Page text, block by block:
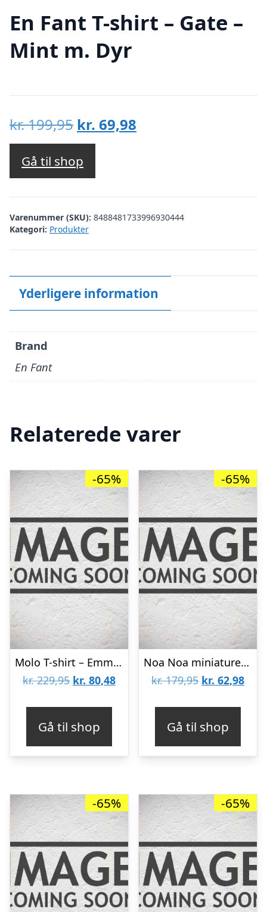
En Fant T-shirt – Gate –
Mint m. Dyr
kr.199,95 Den
oprindelige
pris
var:
kr. 199,95.
kr. 69,98
kr. 69,98.
Gå til shop
Varenummer (SKU): 8488481733996930444
Kategori: Produkter
Yderligere information
Brand
En Fant
Relaterede varer
-65%
Molo T-shirt – Emmett – Robots
kr.229,95 Den
kr. 229,95.
kr. 80,48Den
kr. 80,48.
Gå til shop
-65%
Noa Noa miniature T-shirt – Creme m. Blomster
kr.179,95 Den
kr. 179,95.
kr. 62,98Den
kr.
Gå til shop
-65% -65%